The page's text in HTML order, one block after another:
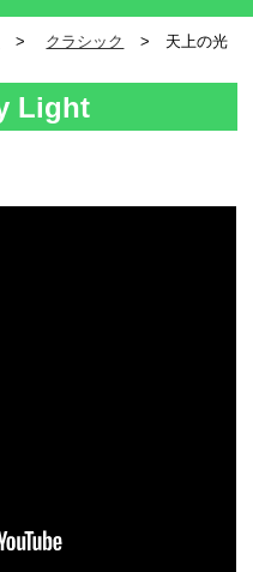
クラシック
天上の光
Light